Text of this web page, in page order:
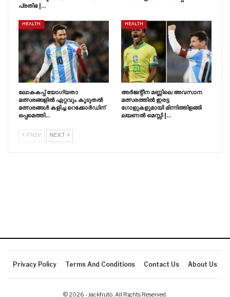
പ്രതിഭ |…
HEALTH
ലോകകപ്പ് യോഗ്യതാ
മത്സരങ്ങളിൽ ഏറ്റവും കൂടുതൽ
മത്സരങ്ങൾ കളിച്ച റെക്കോർഡിന്
ഒപ്പമെത്തി…
HEALTH
അർജന്റീന മണ്ണിലെ അവസാന
മത്സരത്തിൽ ഇരട്ട
ഗോളുകളുമായി മിന്നിത്തിളങ്ങി
ലയണൽ മെസ്സി |…
PREV NEXT
Privacy Policy Terms And Conditions Contact Us About Us
© 2026 - Jackfruto. All Rights Reserved.